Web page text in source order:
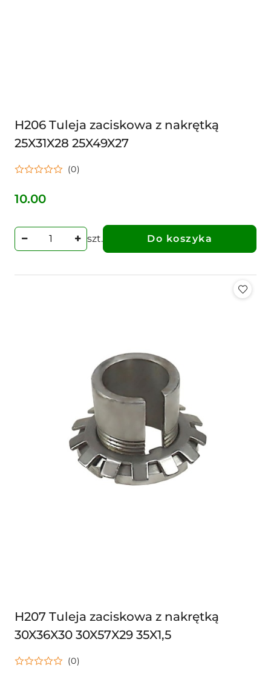
H206 Tuleja zaciskowa z nakrętką
25X31X28 25X49X27
(0)
Cena:
10.00
szt. Do koszyka
H207 Tuleja zaciskowa z nakrętką
30X36X30 30X57X29 35X1,5
(0)